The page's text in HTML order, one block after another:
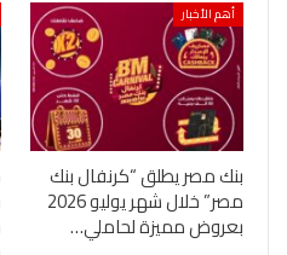
أهم الأخبار
بنك مصر يطلق “كرنفال بنك
مصر” خلال شهر يوليو 2026
بعروض مميزة لحاملي…